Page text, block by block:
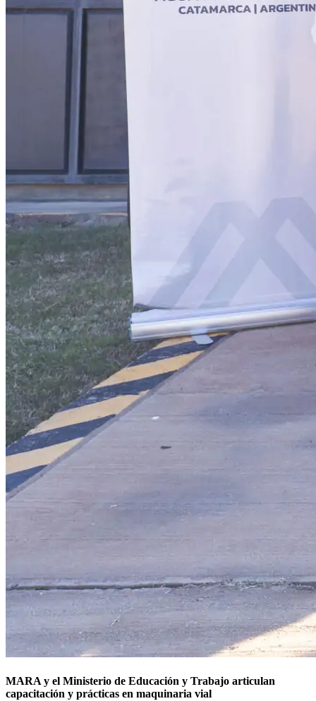
MARA y el Ministerio de Educación y Trabajo articulan
capacitación y prácticas en maquinaria vial